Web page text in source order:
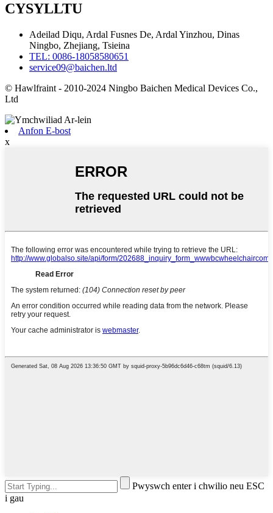
CYSYLLTU
Adeilad Diqu, Ardal Fusnes De, Ardal Yinzhou, Dinas
Ningbo, Zhejiang, Tsieina
TEL: 0086-18058580651
service09@baichen.ltd
© Hawlfraint - 2010-2024 Ningbo Baichen Medical Devices Co.,
Ltd
Anfon E-bost
x
Pwyswch enter i chwilio neu ESC
i gau